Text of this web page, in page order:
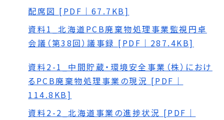
配席図 [PDF｜67.7KB]
資料1_北海道PCB廃棄物処理事業監視円卓
会議（第38回）議事録 [PDF｜287.4KB]
資料2-1_中間貯蔵・環境安全事業（株）におけ
るPCB廃棄物処理事業の現況 [PDF｜
114.8KB]
資料2-2_北海道事業の進捗状況 [PDF｜